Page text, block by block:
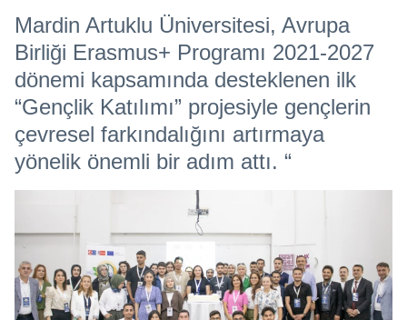
Mardin Artuklu Üniversitesi, Avrupa
Birliği Erasmus+ Programı 2021-2027
dönemi kapsamında desteklenen ilk
“Gençlik Katılımı” projesiyle gençlerin
çevresel farkındalığını artırmaya
yönelik önemli bir adım attı. “